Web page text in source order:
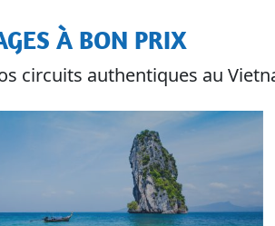
À BON PRIX
circuits authentiques au